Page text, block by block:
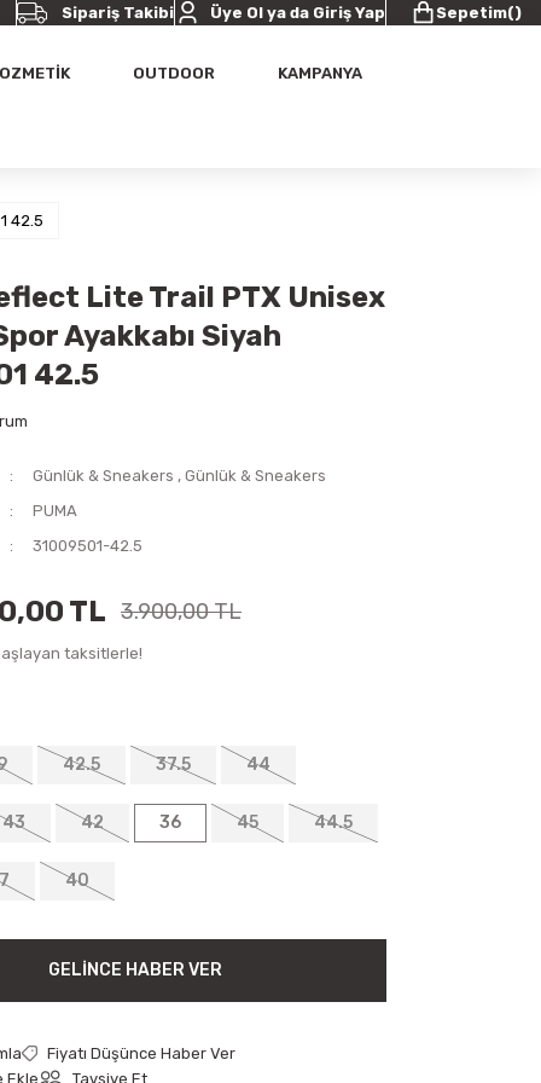
Sipariş Takibi Üye Ol ya da Giriş Yap Sepetim()
OUTDOOR KAMPANYA
42.5
Lite Trail PTX Unisex
Ayakkabı Siyah
42.5
Günlük & Sneakers , Günlük & Sneakers
PUMA
31009501-42.5
TL 3.900,00 TL
taksitlerle!
42.5 37.5 44
43 42 36 45 44.5
40
GELINCE HABER VER
Fiyatı Düşünce Haber Ver
Tavsiye Et